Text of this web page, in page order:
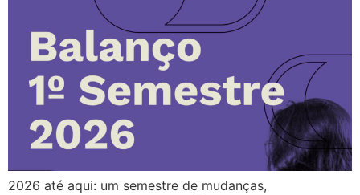
2026 até aqui: um semestre de mudanças,